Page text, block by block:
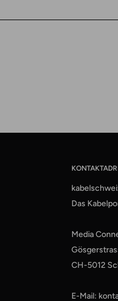
Das
Media
CH-5012
E-Mail: